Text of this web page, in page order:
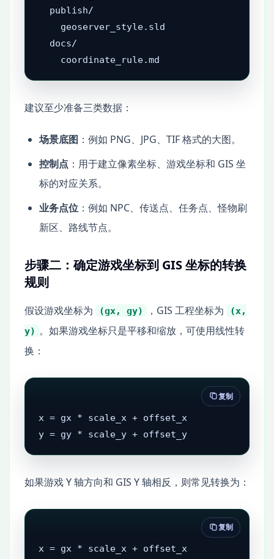
  publish/
    geoserver_style.sld
  docs/
    coordinate_rule.md
建议至少准备三类数据：
场景底图 ：例如 PNG、JPG、TIF 格式的大图。
控制点 ：用于建立像素坐标、游戏坐标和 GIS 坐
标的对应关系。
业务点位 ：例如 NPC、传送点、任务点、怪物刷
新区、路线节点。
步骤二：确定游戏坐标到 GIS 坐标的转换
规则
假设游戏坐标为 (gx, gy) ，GIS 工程坐标为
(x,
y) 。如果游戏坐标只是平移和缩放，可使用线性转
换：
x = gx * scale_x + offset_x
y = gy * scale_y + offset_y
复制
如果游戏 Y 轴方向和 GIS Y 轴相反，则常见转换为：
x = gx * scale_x + offset_x
复制